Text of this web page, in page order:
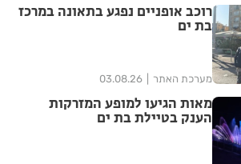
רוכב אופניים נפגע בתאונה במרכז
בת ים
מערכת האתר 03.08.26
מאות הגיעו למופע המזרקות
הענק בטיילת בת ים